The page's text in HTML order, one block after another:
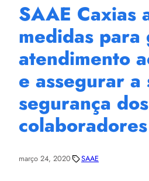
SAAE Caxias
medidas
atendimento
e assegurar a
segurança dos
colaboradores
março 24, 2020 SAAE